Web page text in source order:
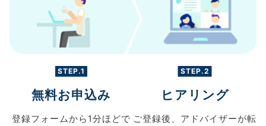
STEP.1
無料お申込み
登録フォームから 1分ほどで
STEP.2
ヒアリング
ご登録後、 アドバイザーが転